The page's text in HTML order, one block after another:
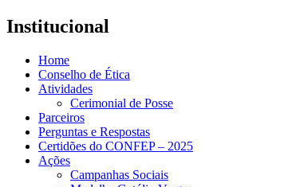
Institucional
Home
Conselho de Ética
Atividades
Cerimonial de Posse
Parceiros
Perguntas e Respostas
Certidões do CONFEP – 2025
Ações
Campanhas Sociais